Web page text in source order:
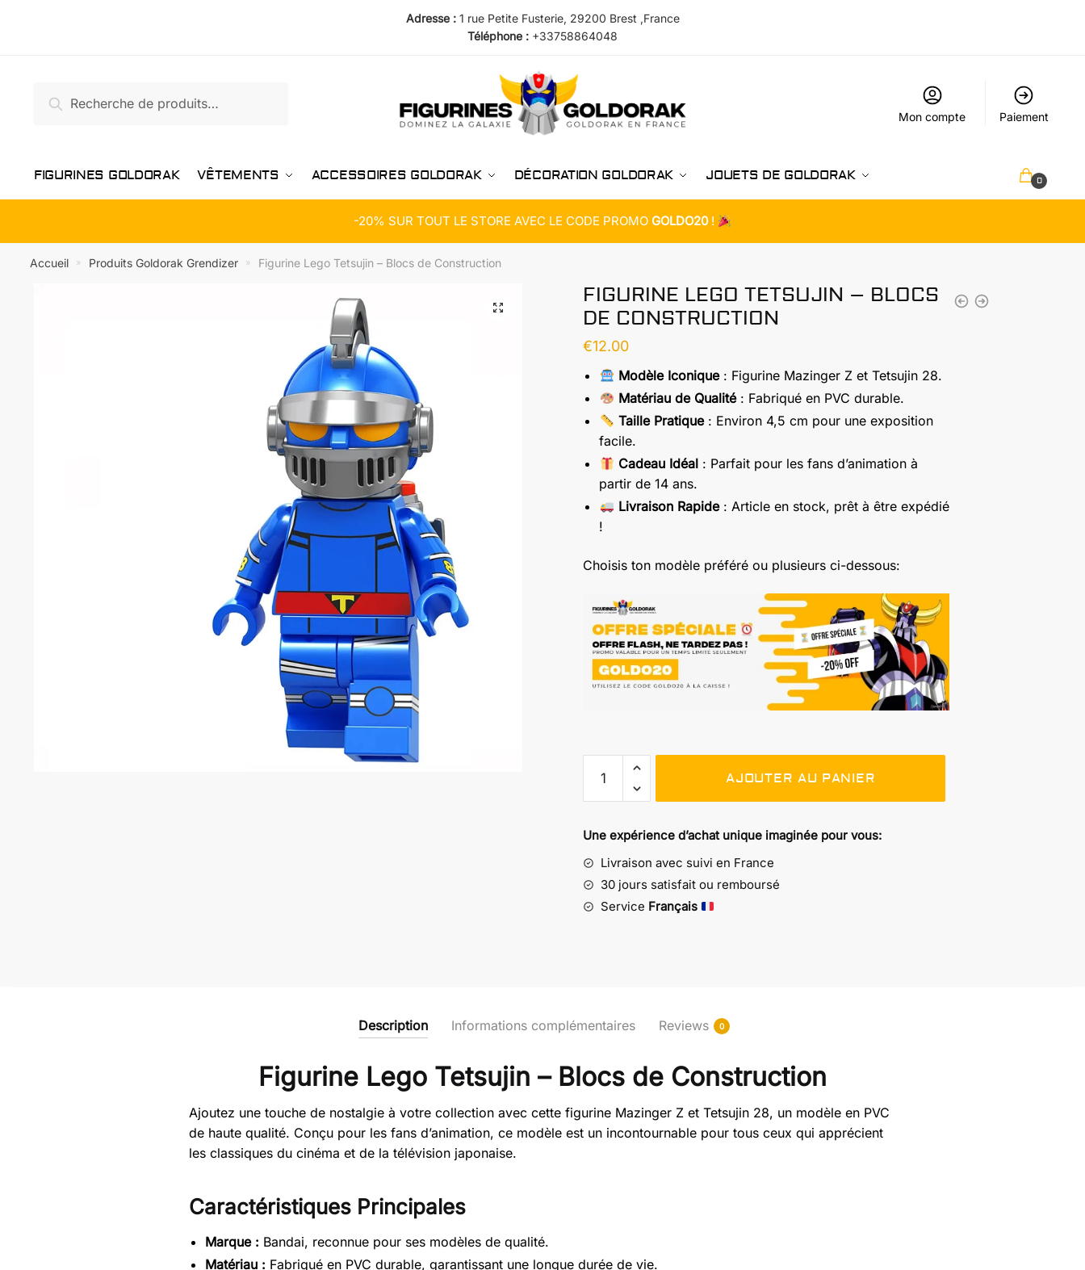
Adresse : 1 rue Petite Fusterie, 29200 Brest ,France
Téléphone : +33758864048
pour :
Recherche
Mon compte Paiement
FIGURINES GOLDORAK VÊTEMENTS ACCESSOIRES GOLDORAK DÉCORATION GOLDORAK JOUETS DE GOLDORAK 0
-20% SUR TOUT LE STORE AVEC LE CODE PROMO GOLDO20!
Accueil » Produits Goldorak Grendizer » Figurine Lego Tetsujin – Blocs de Construction
FIGURINE LEGO TETSUJIN – BLOCS
DE CONSTRUCTION
€12.00
Modèle Iconique: Figurine Mazinger Z et Tetsujin 28.
Matériau de Qualité: Fabriqué en PVC durable.
Taille Pratique: Environ 4,5 cm pour une exposition
facile.
Cadeau Idéal: Parfait pour les fans d’animation à
partir de 14 ans.
Livraison Rapide: Article en stock, prêt à être expédié
!
Choisis ton modèle préféré ou plusieurs ci-dessous:
Figurine
Tetsujin
-
Blocs
de Construction
AJOUTER AU PANIER
Une expérience d’achat unique imaginée pour vous:
Livraison avec suivi en France
30 jours satisfait ou remboursé
Service Français
Description Informations complémentaires Reviews 0
Figurine Lego Tetsujin – Blocs de Construction
Ajoutez une touche de nostalgie à votre collection avec cette figurine Mazinger Z et Tetsujin 28, un modèle en PVC
de haute qualité. Conçu pour les fans d’animation, ce modèle est un incontournable pour tous ceux qui apprécient
les classiques du cinéma et de la télévision japonaise.
Caractéristiques Principales
Marque : Bandai, reconnue pour ses modèles de qualité.
Matériau : Fabriqué en PVC durable, garantissant une longue durée de vie.